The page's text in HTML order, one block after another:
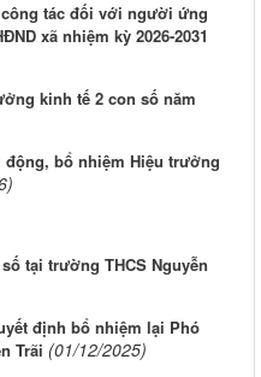
tác đối với người ứng
xã nhiệm kỳ 2026-2031
kinh tế 2 con số năm
bổ nhiệm Hiệu trưởng
tại trường THCS Nguyễn
định bổ nhiệm lại Phó
Trãi (01/12/2025)